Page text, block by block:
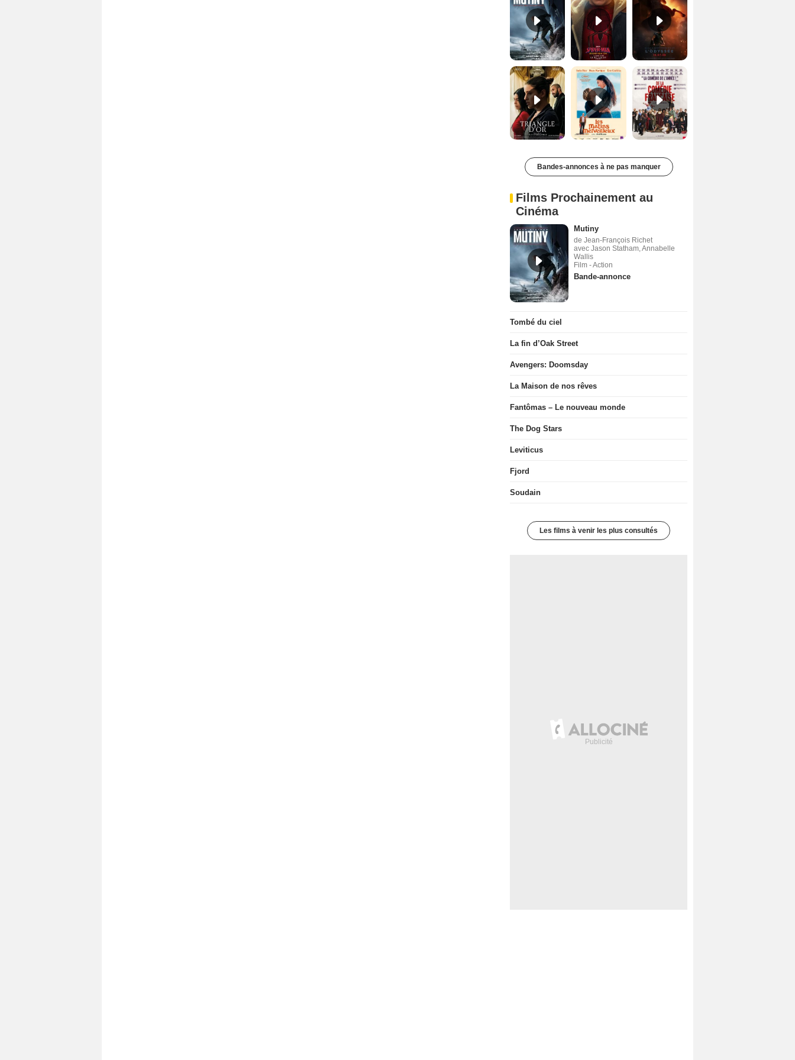
Le Triangle d'or Bande-annonce VF De la Comédie-Française Teaser VF
Bandes-annonces à ne pas manquer
Films Prochainement au
Cinéma
Mutiny
de Jean-François Richet
avec Jason Statham, Annabelle
Wallis
Film - Action
Bande-annonce
Tombé du ciel
La fin d’Oak Street
Avengers: Doomsday
La Maison de nos rêves
Fantômas – Le nouveau monde
The Dog Stars
Leviticus
Fjord
Soudain
Les films à venir les plus consultés